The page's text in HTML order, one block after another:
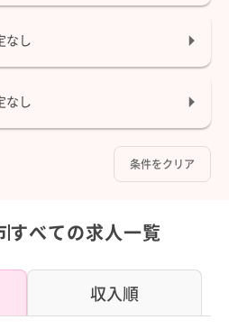
なし
なし
条件をクリア
すべての求人一覧
収入順